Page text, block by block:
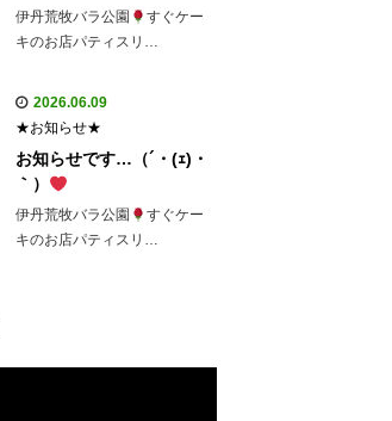
伊丹荒牧バラ公園
すぐケー
キのお店パティスリ…
2026.06.09
★お知らせ★
お知らせです…（´・(ｪ)・
｀）
伊丹荒牧バラ公園
すぐケー
キのお店パティスリ…